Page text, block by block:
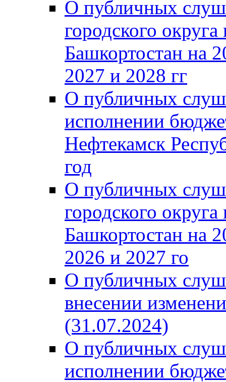
О публичных
городского
Башкортостан на
2027 и 2028 гг
О публичных
исполнении
Нефтекамск
год
О публичных
городского
Башкортостан на
2026 и 2027 го
О публичных
внесении
(31.07.2024)
О публичных
исполнении